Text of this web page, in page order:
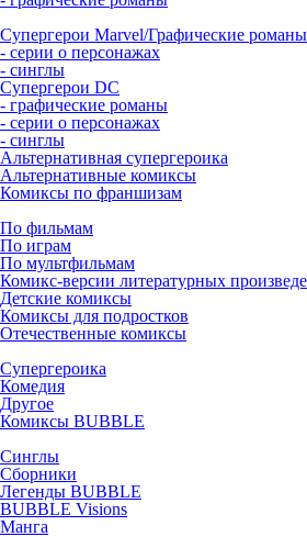
Супергерои Marvel/Графические романы
- серии о персонажах
- синглы
Супергерои DC
- графические романы
- серии о персонажах
- синглы
Альтернативная супергероика
Альтернативные комиксы
Комиксы по франшизам
По фильмам
По играм
По мультфильмам
Комикс-версии литературных
Детские комиксы
Комиксы для подростков
Отечественные комиксы
Супергероика
Комедия
Другое
Комиксы BUBBLE
Синглы
Сборники
Легенды BUBBLE
BUBBLE Visions
Манга